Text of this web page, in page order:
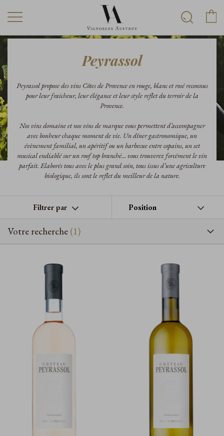
Peyrassol
Peyrassol propose des vins Côtes de Provence en rouge, blanc et rosé reconnus
pour leur fraicheur, leur élégance et leur style reflet du terroir de la
Provence.
Nos vins domaine et nos vins de marque vous permettent d’accompagner
avec bonheur chaque moment de vie. Un dîner gastronomique, un
évènement familial, un apéritif ou un barbecue entre copains, un set
musical endiablé sur un roof top branché… vous trouverez forcément le vin
parfait. Elaborés tous avec le plus grand soin, tous issus d’une agriculture
biologique, ils sont le reflet du meilleur de la nature.
Filtrer par
Votre recherche